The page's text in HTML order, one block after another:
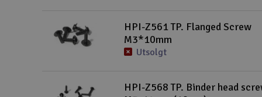
HPI-Z561 TP. Flanged Screw
M3*10mm
Utsolgt
HPI-Z568 TP. Binder head